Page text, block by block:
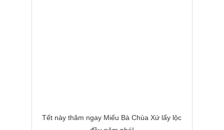
Tết này thăm ngay Miếu Bà Chùa Xứ lấy lộc